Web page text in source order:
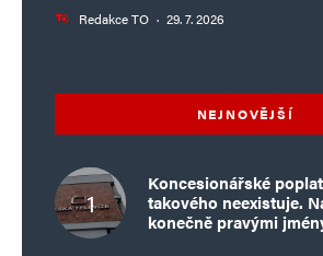
Redakce TO · 29. 7. 2026
NEJNOVĚJŠÍ
Koncesionářské
takového neexistuje.
konečně pravými